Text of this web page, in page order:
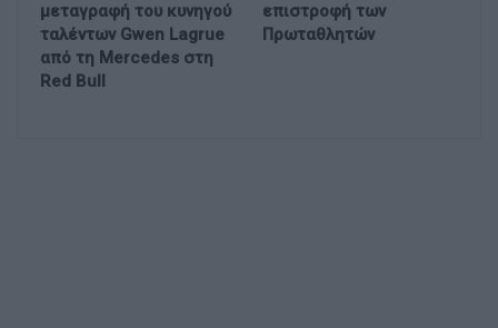
μεταγραφή του κυνηγού
ταλέντων Gwen Lagrue
από τη Mercedes στη
Red Bull
επιστροφή των
Πρωταθλητών